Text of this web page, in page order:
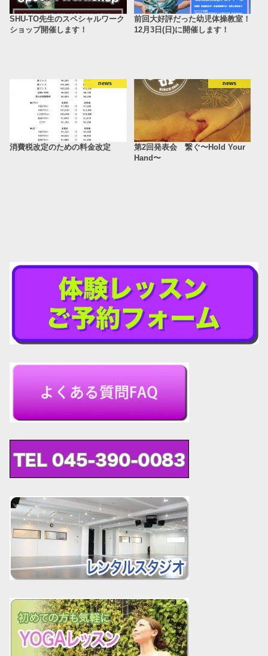
SHU-TO先生のスペシャルワーク
ショップ開催します！
前回大好評だった幼児体操教室！
12月3日(日)に開催します！
news
消費税改定のための料金改定
news
第2回発表会 繋ぐ〜Hold Your
Hand〜